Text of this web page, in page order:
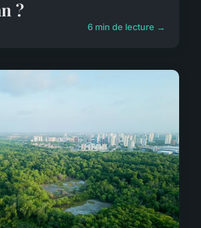
?
6 min de lecture →